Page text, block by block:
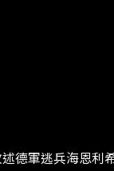
德軍逃兵海恩